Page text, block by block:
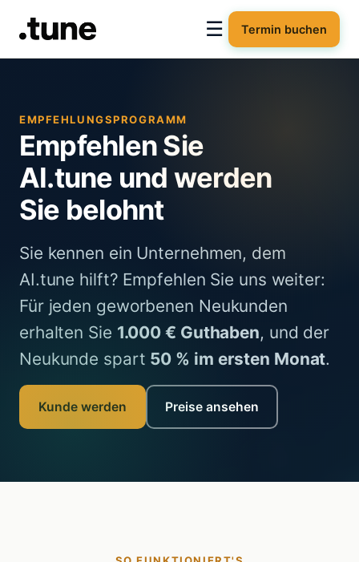
☰ Termin buchen
EMPFEHLUNGSPROGRAMM
Empfehlen Sie
AI.tune und werden
Sie belohnt
Sie kennen ein Unternehmen, dem
AI.tune hilft? Empfehlen Sie uns weiter:
Für jeden geworbenen Neukunden
erhalten Sie 1.000 € Guthaben, und der
Neukunde spart 50 % im ersten Monat.
Kunde werden Preise ansehen